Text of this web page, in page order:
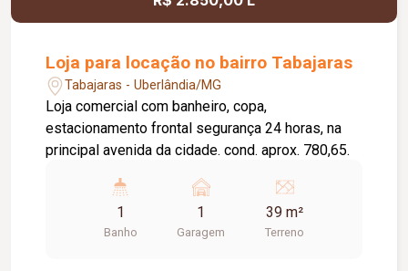
Loja para locação no bairro Tabajaras
Tabajaras - Uberlândia/MG
Loja comercial com banheiro, copa,
estacionamento frontal segurança 24 horas, na
principal avenida da cidade. cond. aprox. 780,65.
1
Banho
1
Garagem
39 m²
Terreno